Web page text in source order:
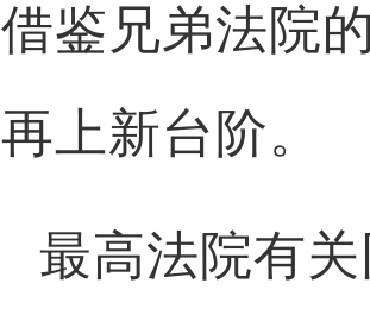
借鉴兄弟法院
再上新台阶。
最高法院有